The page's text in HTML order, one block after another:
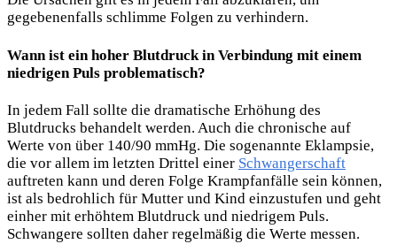
gegebenenfalls schlimme Folgen zu verhindern.
Wann ist ein hoher Blutdruck in Verbindung mit einem
niedrigen Puls problematisch?
In jedem Fall sollte die dramatische Erhöhung des
Blutdrucks behandelt werden. Auch die chronische auf
Werte von über 140/90 mmHg. Die sogenannte Eklampsie,
die vor allem im letzten Drittel einer Schwangerschaft
auftreten kann und deren Folge Krampfanfälle sein können,
ist als bedrohlich für Mutter und Kind einzustufen und geht
einher mit erhöhtem Blutdruck und niedrigem Puls.
Schwangere sollten daher regelmäßig die Werte messen.